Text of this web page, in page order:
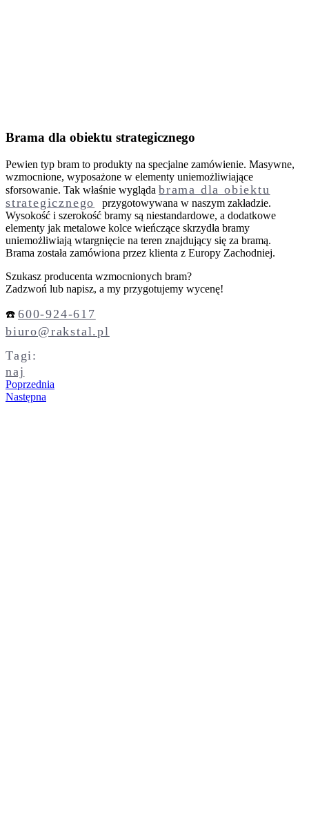
Brama dla obiektu strategicznego
Pewien typ bram to produkty na specjalne zamówienie. Masywne,
wzmocnione, wyposażone w elementy uniemożliwiające
sforsowanie. Tak właśnie wygląda brama dla obiektu
strategicznego
przygotowywana w naszym zakładzie.
Wysokość i szerokość bramy są niestandardowe, a dodatkowe
elementy jak metalowe kolce wieńczące skrzydła bramy
uniemożliwiają wtargnięcie na teren znajdujący się za bramą.
Brama została zamówiona przez klienta z Europy Zachodniej.
Szukasz producenta wzmocnionych bram?
Zadzwoń lub napisz, a my przygotujemy wycenę!
☎️ 600-924-617
biuro@rakstal.pl
Tagi:
naj
Poprzednia
Następna